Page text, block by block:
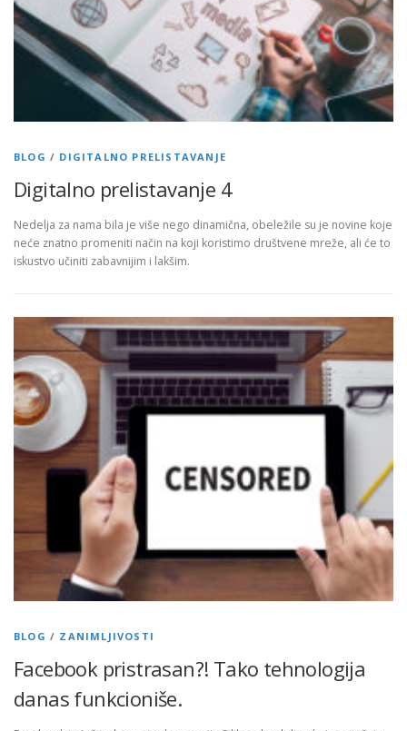
BLOG / DIGITALNO PRELISTAVANJE
Digitalno prelistavanje 4
Nedelja za nama bila je više nego dinamična, obeležile su je novine koje
neće znatno promeniti način na koji koristimo društvene mreže, ali će to
iskustvo učiniti zabavnijim i lakšim.
BLOG / ZANIMLJIVOSTI
Facebook pristrasan?! Tako tehnologija
danas funkcioniše.